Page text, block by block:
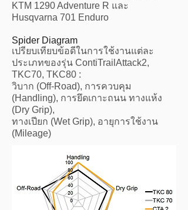
KTM 1290 Adventure R และ
Husqvarna 701 Enduro
Spider Diagram
เปรียบเทียบข้อดีในการใช้งานแต่ละ
ประเภทของรุ่น ContiTrailAttack2,
TKC70, TKC80 :
วิบาก (Off-Road), การควบคุม
(Handling), การยึดเกาะถนน ทางแห้ง
(Dry Grip),
ทางเปียก (Wet Grip), อายุการใช้งาน
(Mileage)